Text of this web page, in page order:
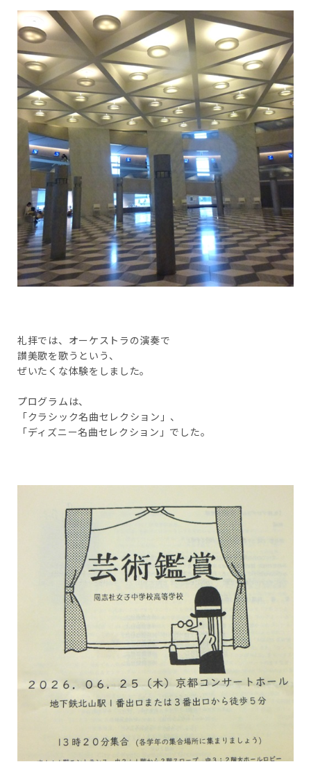
礼拝では、オーケストラの演奏で
讃美歌を歌うという、
ぜいたくな体験をしました。
プログラムは、
「クラシック名曲セレクション」、
「ディズニー名曲セレクション」でした。